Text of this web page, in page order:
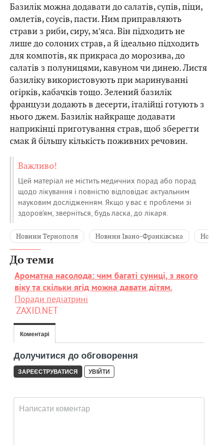
Базилік можна додавати до салатів, супів, піци,
омлетів, соусів, пасти. Ним приправляють
страви з риби, сиру, м’яса. Він підходить не
лише до солоних страв, а й ідеально підходить
для компотів, як прикраса до морозива, до
салатів з полуницями, кавуном чи динею. Листя
базиліку використовують при маринуванні
огірків, кабачків тощо. Зелений базилік
французи додають в десерти, італійці готують з
нього джем. Базилік найкраще додавати
наприкінці приготування страв, щоб зберегти
смак й більшу кількість поживних речовин.
Важливо!
Цей матеріал не містить медичних порад або порад
щодо лікування і повністю відповідає актуальним
науковим дослідженням. Якщо у вас є проблеми зі
здоров’ям, зверніться, будь ласка, до лікаря.
Новини Тернополя Новини Івано-Франківська
До теми
Ароматна насолода: чим багаті суниці, з якого
віку та скільки ягід можна давати дітям.
Поради педіатрині
ZAXID.NET